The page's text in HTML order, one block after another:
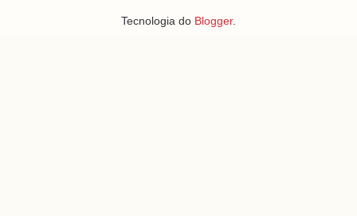
Tecnologia do Blogger.